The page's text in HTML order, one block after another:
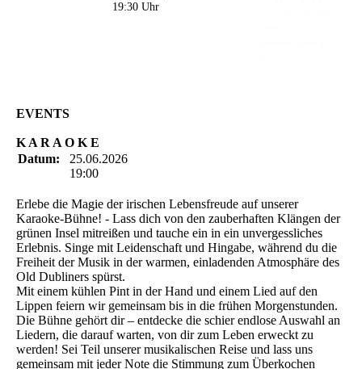
19:30 Uhr
EVENTS
K A R A O K E
Datum:
25.06.2026
19:00
Erlebe die Magie der irischen Lebensfreude auf unserer
Karaoke-Bühne! - Lass dich von den zauberhaften Klängen der
grünen Insel mitreißen und tauche ein in ein unvergessliches
Erlebnis. Singe mit Leidenschaft und Hingabe, während du die
Freiheit der Musik in der warmen, einladenden Atmosphäre des
Old Dubliners spürst.
Mit einem kühlen Pint in der Hand und einem Lied auf den
Lippen feiern wir gemeinsam bis in die frühen Morgenstunden.
Die Bühne gehört dir – entdecke die schier endlose Auswahl an
Liedern, die darauf warten, von dir zum Leben erweckt zu
werden! Sei Teil unserer musikalischen Reise und lass uns
gemeinsam mit jeder Note die Stimmung zum Überkochen